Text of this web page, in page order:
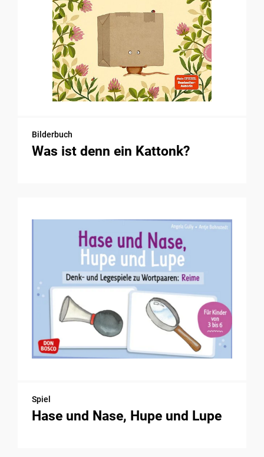
Bilderbuch
Was ist denn ein Kattonk?
Spiel
Hase und Nase, Hupe und Lupe